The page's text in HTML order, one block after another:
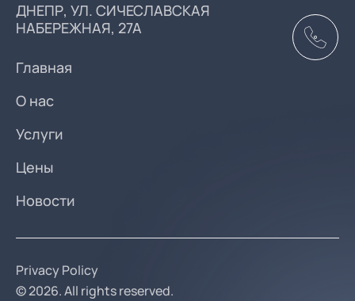
ДНЕПР, УЛ. СИЧЕСЛАВСКАЯ
НАБЕРЕЖНАЯ, 27А
Главная
О нас
Услуги
Цены
Новости
Privacy Policy
© 2026. All rights reserved.